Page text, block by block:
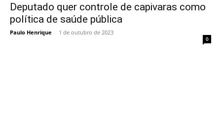
Deputado quer controle de capivaras como
política de saúde pública
Paulo Henrique - 1 de outubro de 2023
0